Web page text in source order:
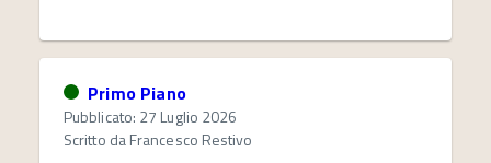
Primo Piano
Pubblicato: 27 Luglio 2026
Scritto daFrancesco Restivo